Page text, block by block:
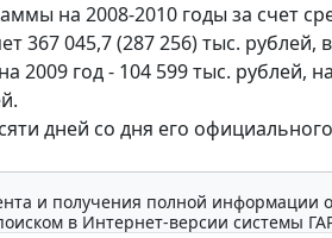
на 2008-2010 годы за счет
367 045,7 (287 256) тыс. рублей,
2009 год - 104 599 тыс. рублей, на
дней со дня его официального
и получения полной информации
в Интернет-версии системы